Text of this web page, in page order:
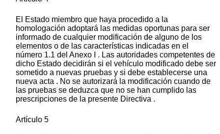
El Estado miembro que haya procedido a la
homologación adoptará las medidas oportunas para ser
informado de cualquier modificación de alguno de los
elementos o de las características indicadas en el
número 1.1 del Anexo I . Las autoridades competentes de
dicho Estado decidirán si el vehículo modificado debe ser
sometido a nuevas pruebas y si debe establecerse una
nueva acta . No se autorizará la modificación cuando de
las pruebas se deduzca que no se han cumplido las
prescripciones de la presente Directiva .
Artículo 5